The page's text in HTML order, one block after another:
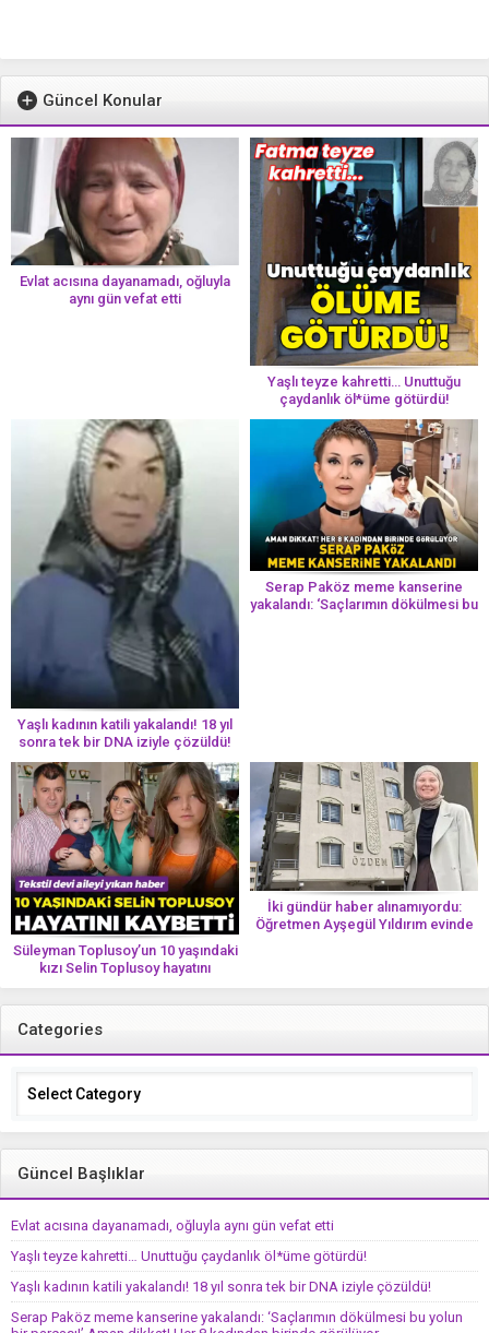
Güncel Konular
Evlat acısına dayanamadı, oğluyla
aynı gün vefat etti
Yaşlı teyze kahretti… Unuttuğu
çaydanlık öl*üme götürdü!
Yaşlı kadının katili yakalandı! 18 yıl
sonra tek bir DNA iziyle çözüldü!
Serap Paköz meme kanserine
yakalandı: ‘Saçlarımın dökülmesi bu
Süleyman Toplusoy’un 10 yaşındaki
kızı Selin Toplusoy hayatını
kaybetti! ‘Ah dünya güzeli melek’
İki gündür haber alınamıyordu:
Öğretmen Ayşegül Yıldırım evinde
Categories
Categories
Güncel Başlıklar
Evlat acısına dayanamadı, oğluyla aynı gün vefat etti
Yaşlı teyze kahretti… Unuttuğu çaydanlık öl*üme götürdü!
Yaşlı kadının katili yakalandı! 18 yıl sonra tek bir DNA iziyle çözüldü!
Serap Paköz meme kanserine yakalandı: ‘Saçlarımın dökülmesi bu yolun